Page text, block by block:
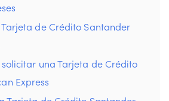
de Crédito Santander
una Tarjeta de Crédito
Express